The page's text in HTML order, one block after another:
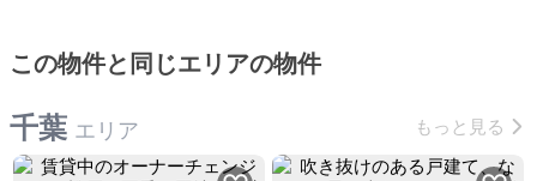
この物件と同じエリアの物件
千葉 エリア もっと見る